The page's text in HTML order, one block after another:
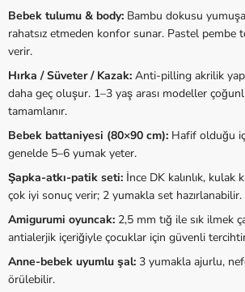
Bebek tulumu & body: Bambu dokusu
rahatsız etmeden konfor sunar. Pastel pembe
verir.
Hırka / Süveter / Kazak: Anti-pilling akrilik
daha geç oluşur. 1–3 yaş arası modeller
tamamlanır.
Bebek battaniyesi (80×90 cm): Hafif olduğu
genelde 5–6 yumak yeter.
Şapka-atkı-patik seti: İnce DK kalınlık, kulak
çok iyi sonuç verir; 2 yumakla set hazırlanabilir.
Amigurumi oyuncak: 2,5 mm tığ ile sık ilmek
antialerjik içeriğiyle çocuklar için güvenli
Anne-bebek uyumlu şal: 3 yumakla ajurlu,
örülebilir.